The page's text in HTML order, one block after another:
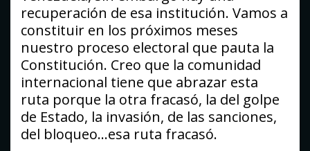
recuperación de esa institución. Vamos a
constituir en los próximos meses
nuestro proceso electoral que pauta la
Constitución. Creo que la comunidad
internacional tiene que abrazar esta
ruta porque la otra fracasó, la del golpe
de Estado, la invasión, de las sanciones,
del bloqueo…esa ruta fracasó.